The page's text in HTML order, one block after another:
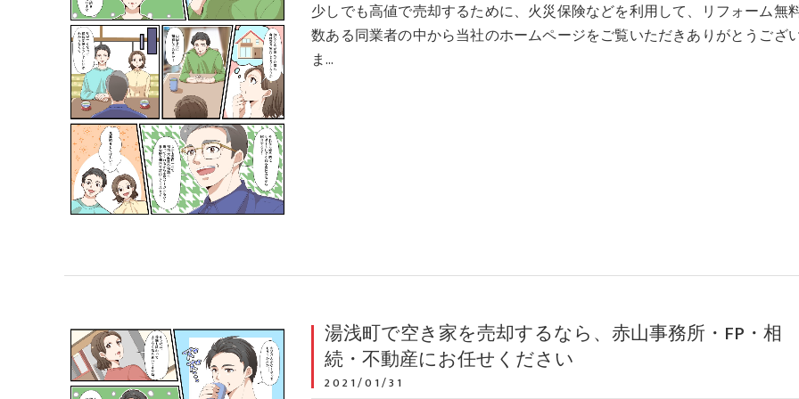
少しでも高値で売却するために、火災保険などを利用して、リフォーム無
数ある同業者の中から当社のホームページをご覧いただきありがとうござ
ま…
湯浅町で空き家を売却するなら、赤山事務所・FP・相
続・不動産にお任せください
2021/01/31